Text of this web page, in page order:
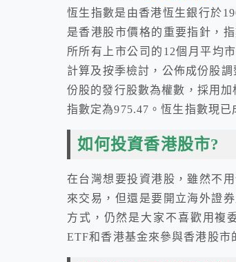
恆生指數是由香港恆生銀行於
是香港股市價格的重要指針，
所所有上市公司的12個月平均
計算及按季檢討，公佈成份股
份股的發行股數為權數，採用
指數定為975.47。恆生指數現
如何投資香港股市?
在台灣想要投資港股，雖然不
來交易，但還是要開立海外證
方式，仍然是大家不喜歡用複
ETF和香港基金來參與香港股市